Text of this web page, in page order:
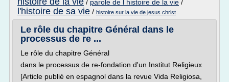
/ parole de l histoire de la vie /
l'histoire de sa vie / histoire sur la vie de jesus christ
Le rôle du chapitre Général dans le
processus de re ...
Le rôle du chapitre Général
dans le processus de re-fondation d'un Institut Religieux
[Article publié en espagnol dans la revue Vida Religiosa,